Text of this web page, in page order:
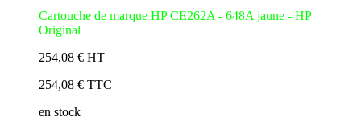
Cartouche de marque HP CE262A - 648A jaune - HP
Original
254,08 € HT
254,08 € TTC
en stock